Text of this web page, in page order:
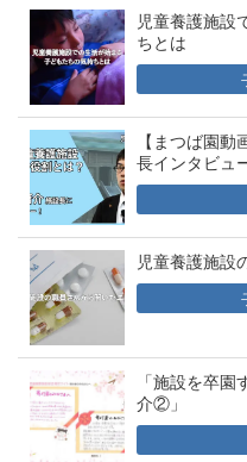
児童養護施設
ちとは
【まつば園
長インタビュ
児童養護施設
「施設を卒
介②」